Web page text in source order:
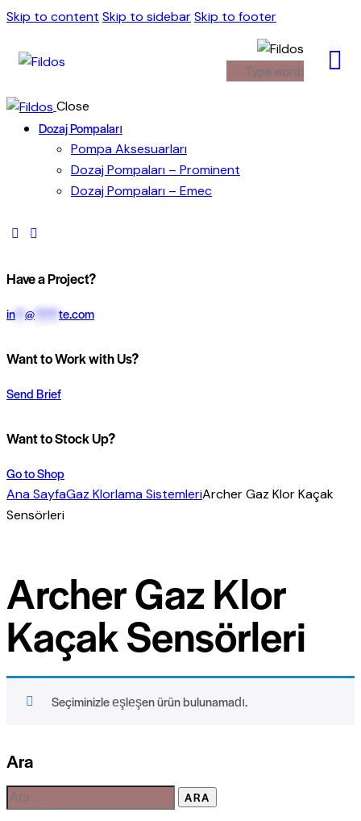
Skip to content Skip to sidebarSkip to footer
Close
Dozaj Pompaları
Pompa Aksesuarları
Dozaj Pompaları – Prominent
Dozaj Pompaları – Emec
Have a Project?
in @ ***** te.com
Want to Work with Us?
Send Brief
Want to Stock Up?
Go to Shop
Ana SayfaGaz Klorlama SistemleriArcher Gaz Klor Kaçak
Sensörleri
Archer Gaz Klor
Kaçak Sensörleri
Seçiminizle eşleşen ürün bulunamadı.
Ara